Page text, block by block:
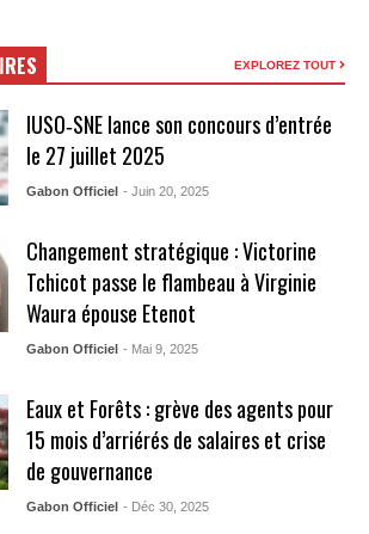
EXPLOREZ TOUT
IUSO‑SNE lance son concours d’entrée
le 27 juillet 2025
Gabon Officiel - Juin 20, 2025
Changement stratégique : Victorine
Tchicot passe le flambeau à Virginie
Waura épouse Etenot
Gabon Officiel - Mai 9, 2025
Eaux et Forêts : grève des agents pour
15 mois d’arriérés de salaires et crise
de gouvernance
Gabon Officiel - Déc 30, 2025